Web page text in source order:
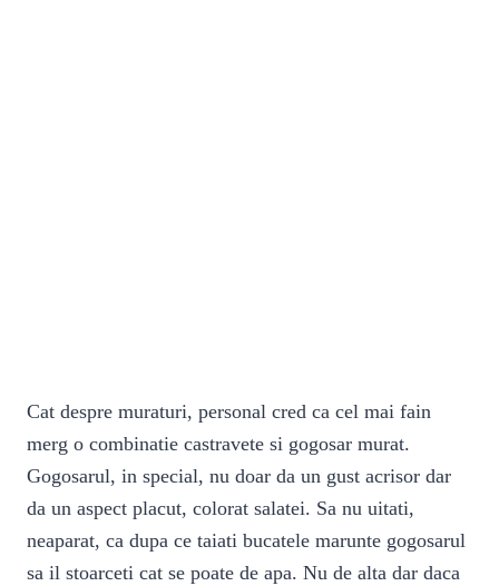
Cat despre muraturi, personal cred ca cel mai fain
merg o combinatie castravete si gogosar murat.
Gogosarul, in special, nu doar da un gust acrisor dar
da un aspect placut, colorat salatei. Sa nu uitati,
neaparat, ca dupa ce taiati bucatele marunte gogosarul
sa il stoarceti cat se poate de apa. Nu de alta dar daca